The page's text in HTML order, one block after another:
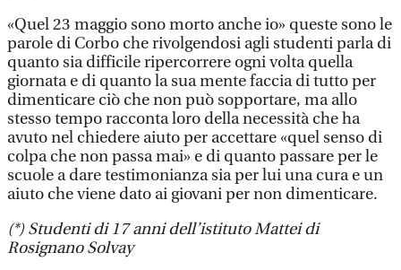
«Quel 23 maggio sono morto anche io» queste sono le
parole di Corbo che rivolgendosi agli studenti parla di
quanto sia difficile ripercorrere ogni volta quella
giornata e di quanto la sua mente faccia di tutto per
dimenticare ciò che non può sopportare, ma allo
stesso tempo racconta loro della necessità che ha
avuto nel chiedere aiuto per accettare «quel senso di
colpa che non passa mai» e di quanto passare per le
scuole a dare testimonianza sia per lui una cura e un
aiuto che viene dato ai giovani per non dimenticare.
(*) Studenti di 17 anni dell’istituto Mattei di
Rosignano Solvay